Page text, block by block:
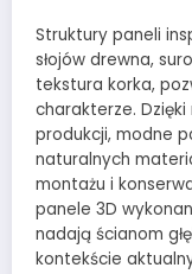
Struktury paneli
słojów drewna,
tekstura korka,
charakterze.
produkcji, modne
naturalnych
montażu i
panele 3D
nadają ścianom
kontekście